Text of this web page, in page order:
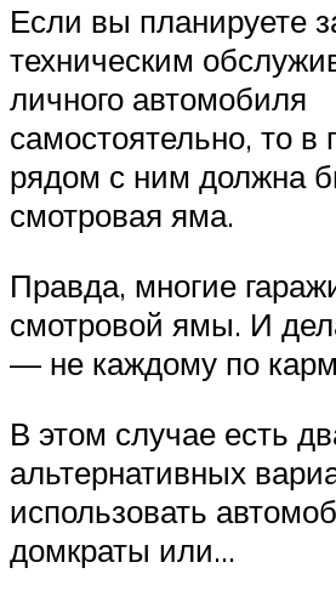
Если вы планируете
техническим
личного автомобиля
самостоятельно, то в
рядом с ним должна
смотровая яма.
Правда, многие
смотровой ямы. И
— не каждому по
В этом случае есть
альтернативных
использовать
домкраты или…